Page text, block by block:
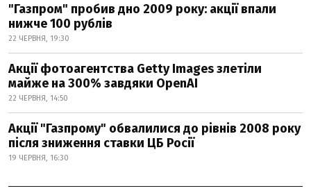
"Газпром" пробив дно 2009 року: акції впали
нижче 100 рублів
22 ЧЕРВНЯ, 19:30
Акції фотоагентства Getty Images злетіли
майже на 300% завдяки OpenAI
22 ЧЕРВНЯ, 14:50
Акції "Газпрому" обвалилися до рівнів 2008 року
після зниження ставки ЦБ Росії
19 ЧЕРВНЯ, 16:30